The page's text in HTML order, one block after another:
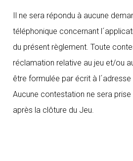
Il ne sera répondu à aucune
téléphonique concernant
du présent règlement. Toute
réclamation relative au jeu et/ou
être formulée par écrit à l´adresse
Aucune contestation ne sera
après la clôture du Jeu.